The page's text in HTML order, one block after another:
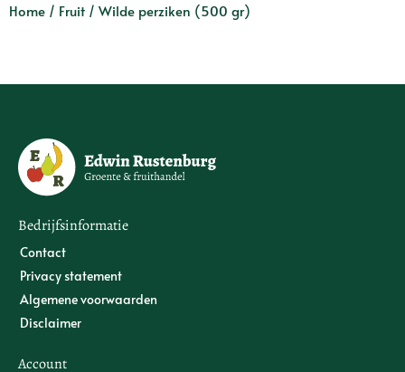
Home / Fruit / Wilde perziken (500 gr)
Bedrijfsinformatie
Contact
Privacy statement
Algemene voorwaarden
Disclaimer
Account